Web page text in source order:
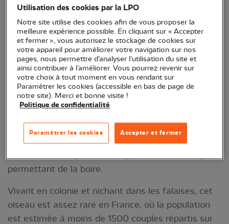
Le fulmar boréal peut facilement être confondu
avec un goéland. Il possède pourtant une
comprend les pétrels et les puffins : des narines
tubulaires à la base du bec d’où est excrété le sel
permettant de la boire.
Vivant en colonie et nichant dans les falaises, cet
oiseau est assez rare en France, où la population
est estimée à moins de 1500 couples répartis sur
Utilisation des cookies par la LPO
Notre site utilise des cookies afin de vous proposer la
meilleure expérience possible. En cliquant sur « Accepter
et fermer », vous autorisez le stockage de cookies sur
votre appareil pour améliorer votre navigation sur nos
pages, nous permettre d’analyser l’utilisation du site et
ainsi contribuer à l’améliorer. Vous pourrez revenir sur
votre choix à tout moment en vous rendant sur
Paramétrer les cookies (accessible en bas de page de
notre site). Merci et bonne visite !
Politique de confidentialité
Accepter et fermer
Paramétrer les cookies